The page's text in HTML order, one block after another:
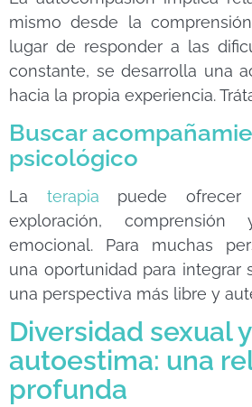
mismo desde la
lugar de responder a las
constante, se desarrolla una
hacia la propia experiencia.
Buscar
psicológico
La terapia puede
exploración, comprensión
emocional. Para muchas
una oportunidad para integrar
una perspectiva más libre y
Diversidad sexual y
autoestima: una
profunda